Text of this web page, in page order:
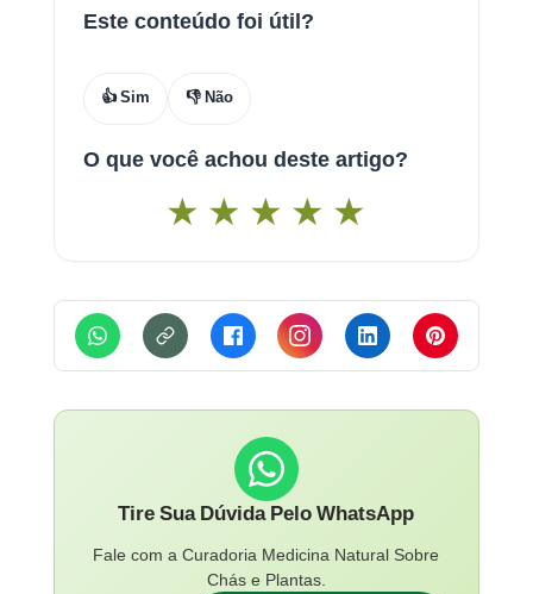
Este conteúdo foi útil?
👍 Sim 👎 Não
O que você achou deste artigo?
★ ★ ★ ★ ★
Tire Sua Dúvida Pelo WhatsApp
Fale com a Curadoria Medicina Natural Sobre
Chás e Plantas.